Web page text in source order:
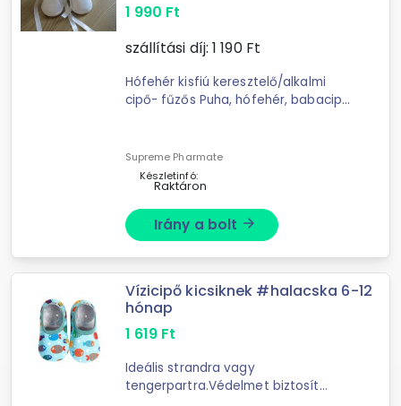
1 990 Ft
szállítási díj: 1 190Ft
Hófehér kisfiú keresztelő/alkalmi
cipő- fűzős Puha, hófehér, babacipő
esküvőre, bármilyen ünnepi ...
Supreme Pharmate
Készletinfó:
Raktáron
Irány a bolt arrow_forward
Vízicipő kicsiknek #halacska 6-12
hónap
1 619 Ft
Ideális strandra vagy
tengerpartra.Védelmet biztosít